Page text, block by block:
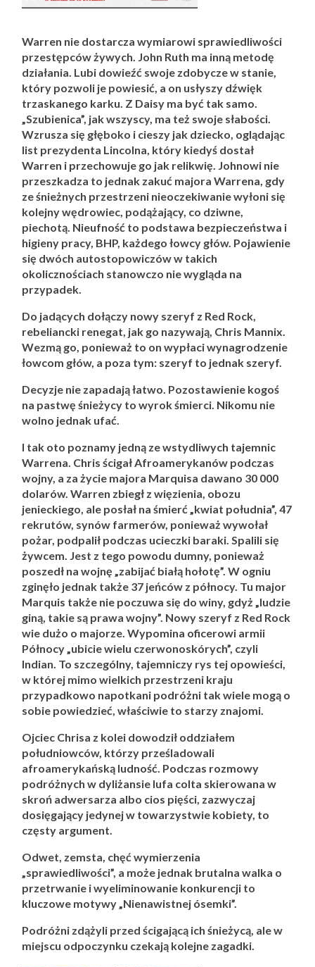
Warren nie dostarcza wymiarowi sprawiedliwości
przestępców żywych. John Ruth ma inną metodę
działania. Lubi dowieźć swoje zdobycze w stanie,
który pozwoli je powiesić, a on usłyszy dźwięk
trzaskanego karku. Z Daisy ma być tak samo.
„Szubienica”, jak wszyscy, ma też swoje słabości.
Wzrusza się głęboko i cieszy jak dziecko, oglądając
list prezydenta Lincolna, który kiedyś dostał
Warren i przechowuje go jak relikwię. Johnowi nie
przeszkadza to jednak zakuć majora Warrena, gdy
ze śnieżnych przestrzeni nieoczekiwanie wyłoni się
kolejny wędrowiec, podążający, co dziwne,
piechotą. Nieufność to podstawa bezpieczeństwa i
higieny pracy, BHP, każdego łowcy głów. Pojawienie
się dwóch autostopowiczów w takich
okolicznościach stanowczo nie wygląda na
przypadek.
Do jadących dołączy nowy szeryf z Red Rock,
rebeliancki renegat, jak go nazywają, Chris Mannix.
Wezmą go, ponieważ to on wypłaci wynagrodzenie
łowcom głów, a poza tym: szeryf to jednak szeryf.
Decyzje nie zapadają łatwo. Pozostawienie kogoś
na pastwę śnieżycy to wyrok śmierci. Nikomu nie
wolno jednak ufać.
I tak oto poznamy jedną ze wstydliwych tajemnic
Warrena. Chris ścigał Afroamerykanów podczas
wojny, a za życie majora Marquisa dawano 30 000
dolarów. Warren zbiegł z więzienia, obozu
jenieckiego, ale posłał na śmierć „kwiat południa”, 47
rekrutów, synów farmerów, ponieważ wywołał
pożar, podpalił podczas ucieczki baraki. Spalili się
żywcem. Jest z tego powodu dumny, ponieważ
poszedł na wojnę „zabijać białą hołotę”. W ogniu
zginęło jednak także 37 jeńców z północy. Tu major
Marquis także nie poczuwa się do winy, gdyż „ludzie
giną, takie są prawa wojny”. Nowy szeryf z Red Rock
wie dużo o majorze. Wypomina oficerowi armii
Północy „ubicie wielu czerwonoskórych”, czyli
Indian. To szczególny, tajemniczy rys tej opowieści,
w której mimo wielkich przestrzeni kraju
przypadkowo napotkani podróżni tak wiele mogą o
sobie powiedzieć, właściwie to starzy znajomi.
Ojciec Chrisa z kolei dowodził oddziałem
południowców, którzy prześladowali
afroamerykańską ludność. Podczas rozmowy
podróżnych w dyliżansie lufa colta skierowana w
skroń adwersarza albo cios pięści, zazwyczaj
dosięgający jedynej w towarzystwie kobiety, to
częsty argument.
Odwet, zemsta, chęć wymierzenia
„sprawiedliwości”, a może jednak brutalna walka o
przetrwanie i wyeliminowanie konkurencji to
kluczowe motywy „Nienawistnej ósemki”.
Podróżni zdążyli przed ścigającą ich śnieżycą, ale w
miejscu odpoczynku czekają kolejne zagadki.